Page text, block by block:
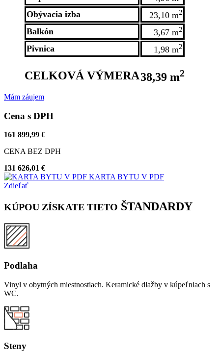
Obývacia izba 23,10 m2
Balkón 3,67 m2
Pivnica 1,98 m2
CELKOVÁ VÝMERA38,39 m2
Mám záujem
Cena s DPH
161 899,99 €
CENA BEZ DPH
131 626,01 €
KARTA BYTU V PDF
Zdieľať
KÚPOU ZÍSKATE TIETO ŠTANDARDY
Podlaha
Vinyl v obytných miestnostiach. Keramické dlažby v kúpeľniach s
WC.
Steny